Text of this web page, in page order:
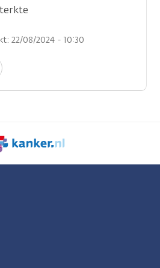
22/08/2024 - 10:30
We
zijn